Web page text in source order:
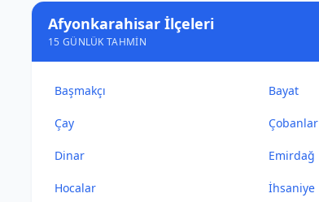
Afyonkarahisar İlçeleri
15 GÜNLÜK TAHMIN
Başmakçı Bayat
Çay Çobanlar
Dinar Emirdağ
Hocalar İhsaniye